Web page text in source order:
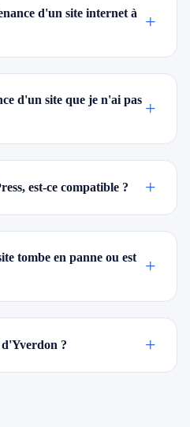
d'un site internet à
+
d'un site que je n'ai pas +
est-ce compatible ? +
tombe en panne ou est
+
? +